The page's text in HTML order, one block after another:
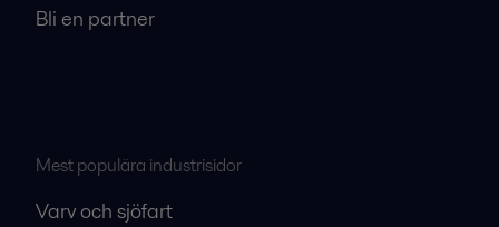
Bli en partner
Mest populära industrisidor
Varv och sjöfart